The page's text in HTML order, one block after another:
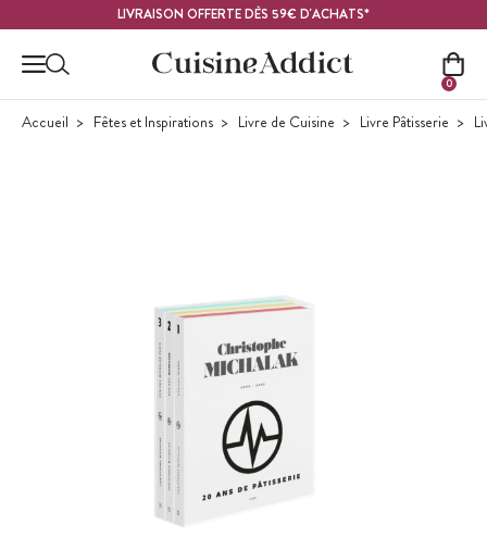
LIVRAISON OFFERTE DÈS 59€ D'ACHATS*
0
Accueil Fêtes et Inspirations Livre de Cuisine Livre Pâtisserie